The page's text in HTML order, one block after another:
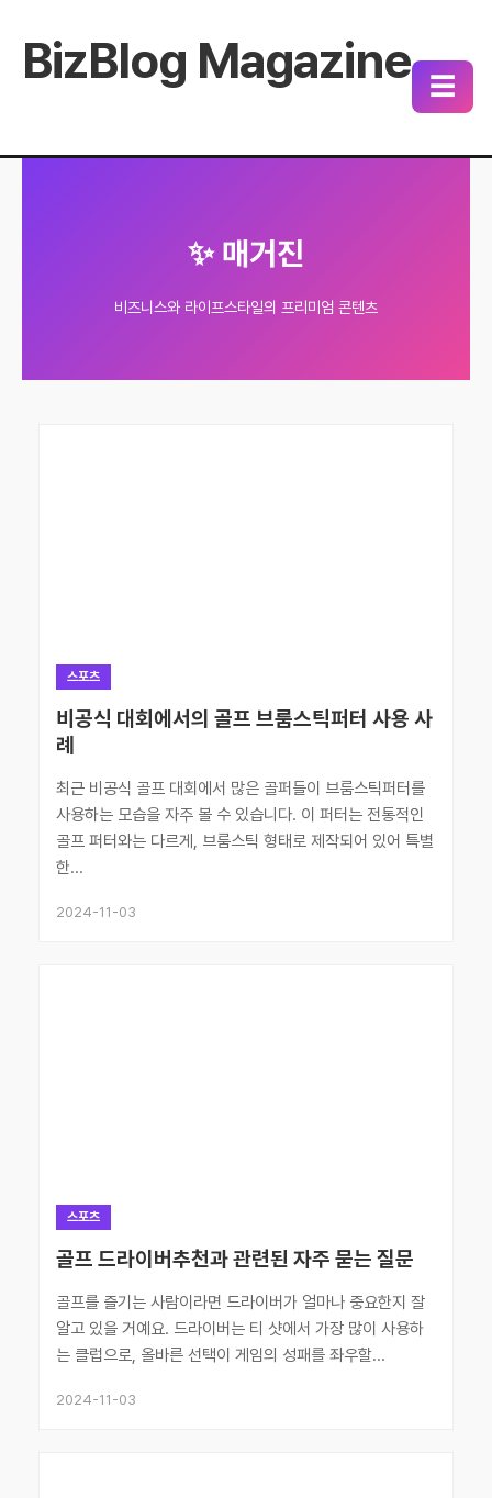
BizBlog Magazine ☰
✨ 매거진
비즈니스와 라이프스타일의 프리미엄 콘텐츠
스포츠
비공식 대회에서의 골프 브룸스틱퍼터 사용 사
례
최근 비공식 골프 대회에서 많은 골퍼들이 브룸스틱퍼터를
사용하는 모습을 자주 볼 수 있습니다. 이 퍼터는 전통적인
골프 퍼터와는 다르게, 브룸스틱 형태로 제작되어 있어 특별
한...
2024-11-03
스포츠
골프 드라이버추천과 관련된 자주 묻는 질문
골프를 즐기는 사람이라면 드라이버가 얼마나 중요한지 잘
알고 있을 거예요. 드라이버는 티 샷에서 가장 많이 사용하
는 클럽으로, 올바른 선택이 게임의 성패를 좌우할...
2024-11-03